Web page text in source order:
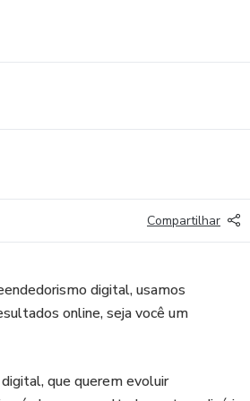
Compartilhar
digital, usamos
online, seja você um
que querem evoluir